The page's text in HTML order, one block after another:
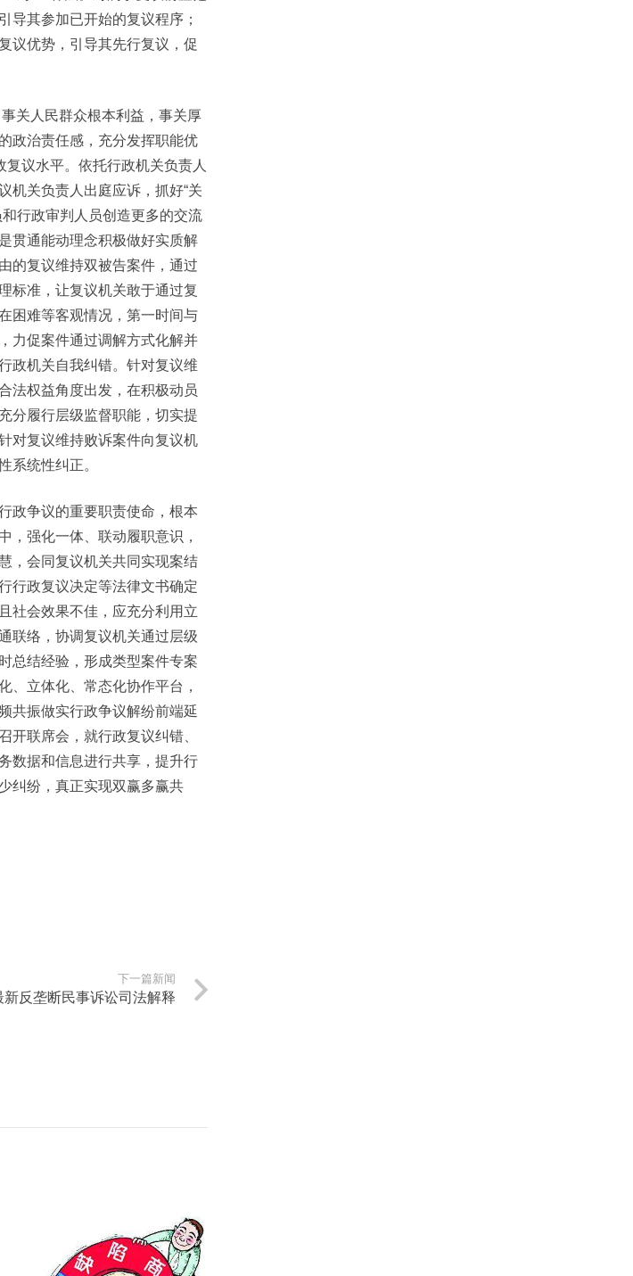
导其参加已开始的复议程序；
议优势，引导其先行复议，促
关人民群众根本利益，事关厚
政治责任感，充分发挥职能优
议水平。依托行政机关负责人
机关负责人出庭应诉，抓好“关
行政审判人员创造更多的交流
贯通能动理念积极做好实质解
的复议维持双被告案件，通过
标准，让复议机关敢于通过复
困难等客观情况，第一时间与
力促案件通过调解方式化解并
政机关自我纠错。针对复议维
法权益角度出发，在积极动员
分履行层级监督职能，切实提
对复议维持败诉案件向复议机
系统性纠正。
政争议的重要职责使命，根本
，强化一体、联动履职意识，
，会同复议机关共同实现案结
行政复议决定等法律文书确定
社会效果不佳，应充分利用立
联络，协调复议机关通过层级
总结经验，形成类型案件专案
、立体化、常态化协作平台，
共振做实行政争议解纷前端延
开联席会，就行政复议纠错、
数据和信息进行共享，提升行
纠纷，真正实现双赢多赢共
下一篇新闻
新反垄断民事诉讼司法解释